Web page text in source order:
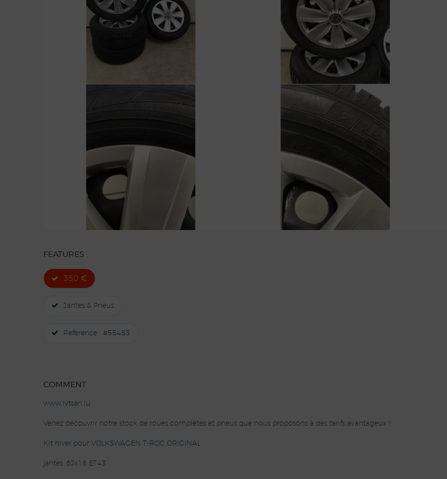
FEATURES
350 €
Jantes & Pneus
Reference : #55483
COMMENT
www.ivtsarl.lu
Venez découvrir notre stock de roues complètes et pneus que nous proposons à des tarifs avantageux !!
Kit hiver pour VOLKSWAGEN T-ROC ORIGINAL
jantes: 6Jx18 ET43